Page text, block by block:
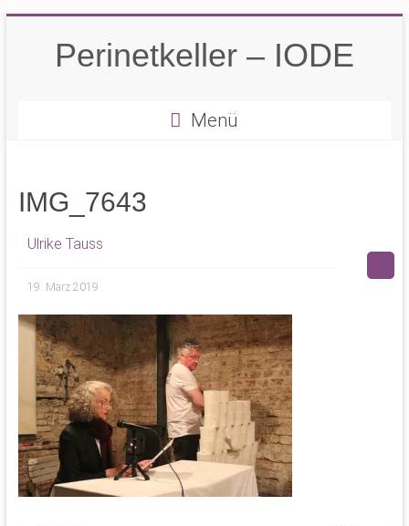
Perinetkeller – IODE
Menü
IMG_7643
Ulrike Tauss
19. März 2019